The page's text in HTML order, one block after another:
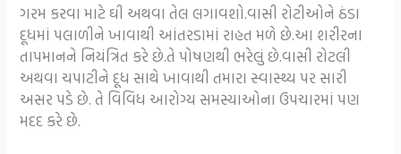
ગરમ કરવા માટે ઘી અથવા તેલ લગાવશો.વાસી રોટીઓને ઠંડા
દૂધમાં પલાળીને ખાવાથી આંતરડામાં રાહત મળે છે.આ શરીરના
તાપમાનને નિયંત્રિત કરે છે.તે પોષણથી ભરેલું છે.વાસી રોટલી
અથવા ચપાટીને દૂધ સાથે ખાવાથી તમારા સ્વાસ્થ્ય પર સારી
અસર પડે છે. તે વિવિધ આરોગ્ય સમસ્યાઓના ઉપચારમાં પણ
મદદ કરે છે.